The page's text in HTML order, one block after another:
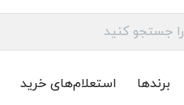
برندها استعلام‌های خرید